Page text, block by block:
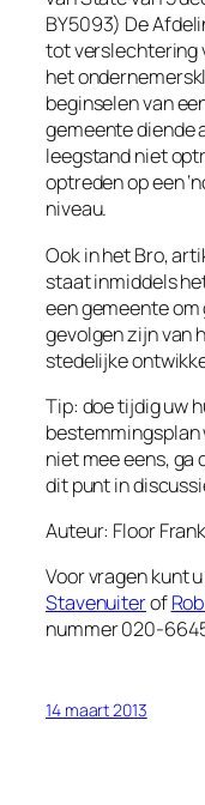
BY5093) De
tot verslechtering
het
beginselen van
gemeente diende
leegstand niet
optreden op een
niveau.
Ook in het Bro,
staat inmiddels
een gemeente
gevolgen zijn van
stedelijke
Tip: doe tijdig uw
bestemmingsplan
niet mee eens, ga
dit punt in
Auteur: Floor Frank
Voor vragen kunt
Stavenuiterof
nummer 020-
14 maart 2013